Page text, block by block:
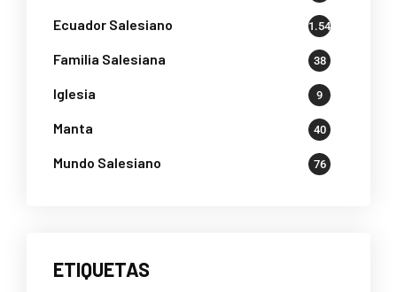
Ecuador Salesiano 1.541
Familia Salesiana 38
Iglesia 9
Manta 40
Mundo Salesiano 76
ETIQUETAS